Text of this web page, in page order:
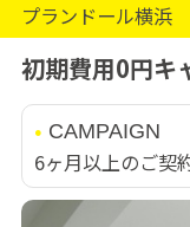
プランドール横浜
初期費用0円キ
CAMPAIGN
6ヶ月以上のご契